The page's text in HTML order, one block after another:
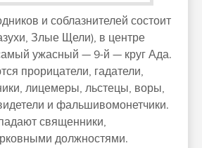
и соблазнителей состоит
Злые Щели), в центре
ужасный — 9-й — круг Ада.
прорицатели, гадатели,
лицемеры, льстецы, воры,
и фальшивомонетчики.
священники,
должностями.